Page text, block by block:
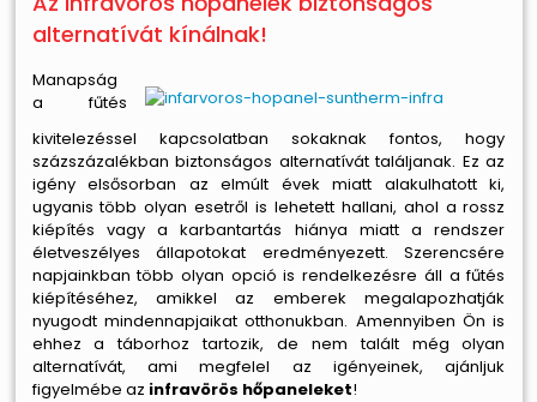
alternatívát kínálnak!
Manapság
a fűtés
kivitelezéssel kapcsolatban sokaknak fontos, hogy
százszázalékban biztonságos alternatívát találjanak. Ez az
igény elsősorban az elmúlt évek miatt alakulhatott ki,
ugyanis több olyan esetről is lehetett hallani, ahol a rossz
kiépítés vagy a karbantartás hiánya miatt a rendszer
életveszélyes állapotokat eredményezett. Szerencsére
napjainkban több olyan opció is rendelkezésre áll a fűtés
kiépítéséhez, amikkel az emberek megalapozhatják
nyugodt mindennapjaikat otthonukban. Amennyiben Ön is
ehhez a táborhoz tartozik, de nem talált még olyan
alternatívát, ami megfelel az igényeinek, ajánljuk
figyelmébe az infravörös hőpaneleket!